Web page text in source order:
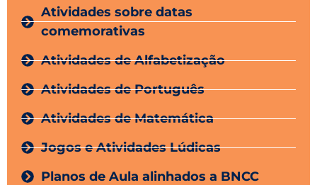
Atividades sobre datas
comemorativas
Atividades de Alfabetização
Atividades de Português
Atividades de Matemática
Jogos e Atividades Lúdicas
Planos de Aula alinhados a BNCC